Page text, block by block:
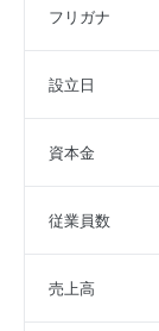
フリガナ
設立日
資本金
従業員数
売上高